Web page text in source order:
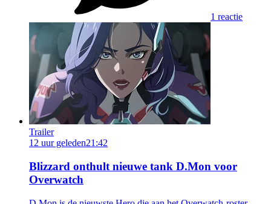
1 reactie
Trailer
12 uur geleden21:42
Blizzard onthult nieuwe tank D.Mon voor
Overwatch